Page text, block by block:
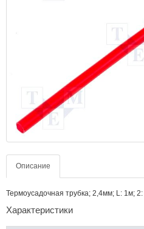
Описание
Термоусадочная трубка; 2,4мм; L: 1м;
Характеристики